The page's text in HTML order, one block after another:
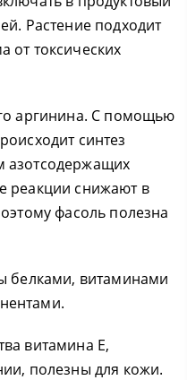
Растение подходит
от токсических
аргинина. С помощью
синтез
азотсодержащих
реакции снижают в
фасоль полезна
белками, витаминами
витамина Е,
полезны для кожи.